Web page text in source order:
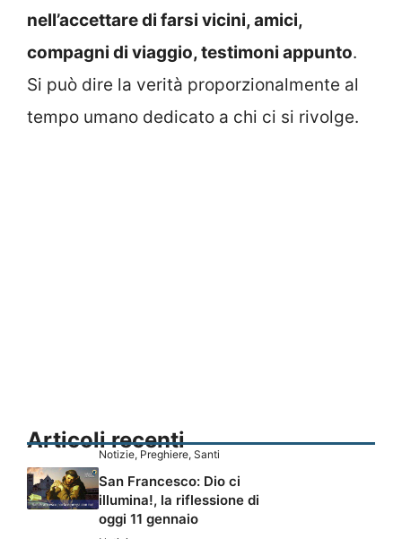
nell’accettare di farsi vicini, amici,
compagni di viaggio, testimoni appunto.
Si può dire la verità proporzionalmente al
tempo umano dedicato a chi ci si rivolge.
Articoli recenti
Notizie, Preghiere, Santi
San Francesco: Dio ci
illumina!, la riflessione di
oggi 11 gennaio